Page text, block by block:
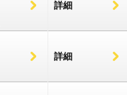
詳細
詳細